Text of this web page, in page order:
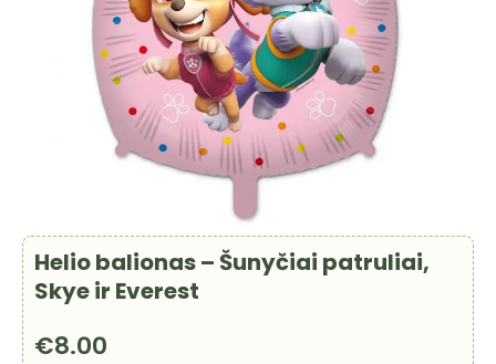
Helio balionas – Šunyčiai patruliai,
Skye ir Everest
€8.00